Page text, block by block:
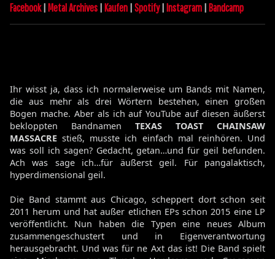
Facebook|Metal Archives|Kaufen|Spotify|Instagram|Bandcamp
Ihr wisst ja, dass ich normalerweise um Bands mit Namen,
die aus mehr als drei Wörtern bestehen, einen großen
Bogen mache. Aber als ich auf YouTube auf diesen äußerst
bekloppten Bandnamen TEXAS TOAST CHAINSAW
MASSACRE stieß, musste ich einfach mal reinhören. Und
was soll ich sagen? Gedacht, getan…und für geil befunden.
Ach was sage ich…für äußerst geil. Für pangalaktisch,
hyperdimensional geil.
Die Band stammt aus Chicago, scheppert dort schon seit
2011 herum und hat außer etlichen EPs schon 2015 eine LP
veröffentlicht. Nun haben die Typen eine neues Album
zusammengeschustert und in Eigenverantwortung
herausgebracht. Und was für ne Axt das ist! Die Band spielt